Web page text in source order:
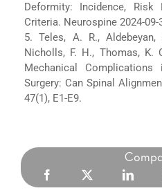
Deformity: Incidence, Risk
Criteria. Neurospine 2024-09-
5. Teles, A. R.,
Nicholls, F. H., Thomas, K.
Mechanical
Surgery: Can Spinal
47(1), E1-E9.